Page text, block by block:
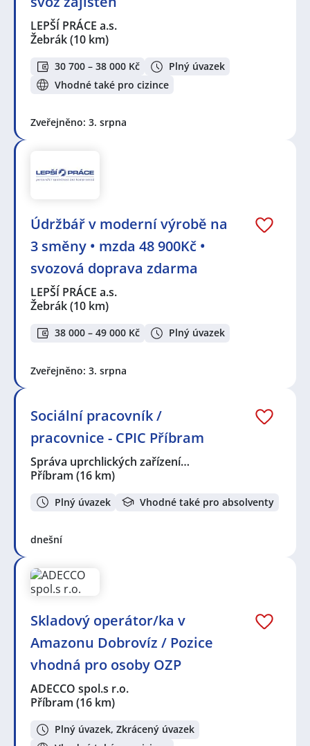
LEPŠÍ PRÁCE a.s.
Žebrák(10 km)
30 700 – 38 000 Kč
Plný úvazek
Vhodné také pro cizince
Zveřejněno: 3. srpna
Údržbář v moderní výrobě na
3 směny • mzda 48 900Kč •
svozová doprava zdarma
LEPŠÍ PRÁCE a.s.
Žebrák(10 km)
38 000 – 49 000 Kč Plný úvazek
Zveřejněno: 3. srpna
Sociální pracovník /
pracovnice - CPIC Příbram
Správa uprchlických zařízení…
Příbram (16 km)
Plný úvazek Vhodné také pro absolventy
dnešní
Skladový operátor/ka v
Amazonu Dobrovíz / Pozice
vhodná pro osoby OZP
ADECCO spol.s r.o.
Příbram (16 km)
Plný úvazek, Zkrácený úvazek